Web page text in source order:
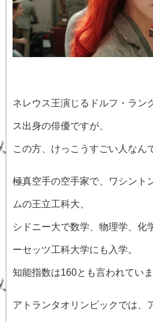
ネレウス王演じるドルフ・ラン
ス出身の俳優ですが、
この方、けっこうすごい人なん
極真空手の空手家で、ワシント
ムの王立工科大、
シドニー大で数学、物理学、化
ーセッツ工科大学にも入学。
知能指数は160とも言われていま
アトランタオリンピックでは、